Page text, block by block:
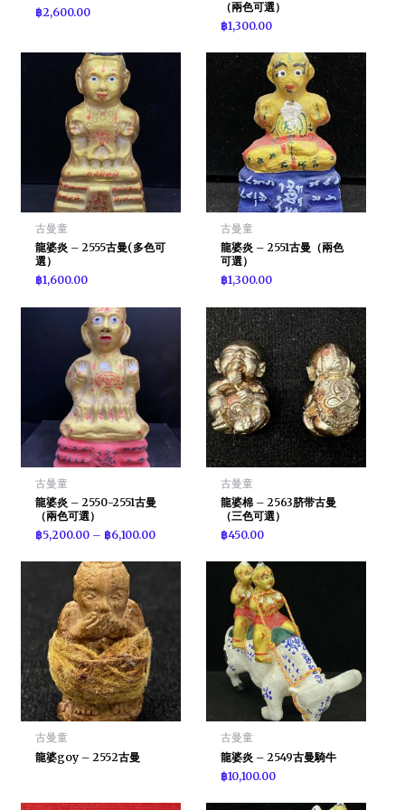
฿2,600.00
（兩色可選）
฿1,300.00
古曼童
龍婆炎 – 2555古曼(多色可
選）
฿1,600.00
古曼童
龍婆炎 – 2551古曼（兩色
可選）
฿1,300.00
古曼童
龍婆炎 – 2550-2551古曼
（兩色可選）
฿5,200.00 – ฿6,100.00
古曼童
龍婆棉 – 2563脐带古曼
（三色可選）
฿450.00
古曼童
龍婆goy – 2552古曼
古曼童
龍婆炎 – 2549古曼騎牛
฿10,100.00